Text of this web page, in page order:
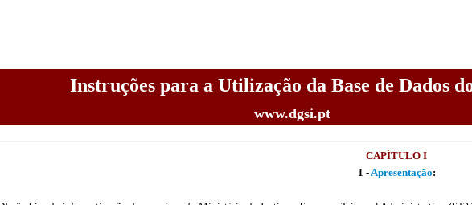
Instruções para a Utilização da Base de Dados
www.dgsi.pt
CAPÍTULO I
1 - Apresentação: